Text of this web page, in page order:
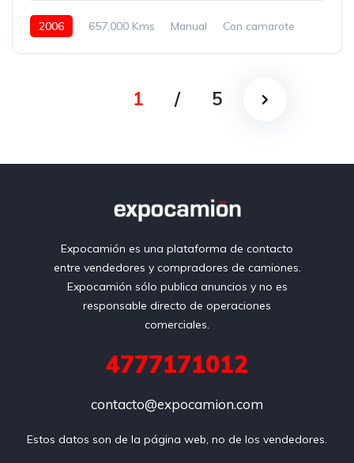
2006 657,000 Kms Manual
Con camarote
1 / 5
Expocamión es una plataforma de contacto
entre vendedores y compradores de camiones.
Expocamión sólo publica anuncios y no es
responsable directo de operaciones
comerciales.
4777171012
contacto@expocamion.com
Estos datos son de la página web, no de los vendedores.